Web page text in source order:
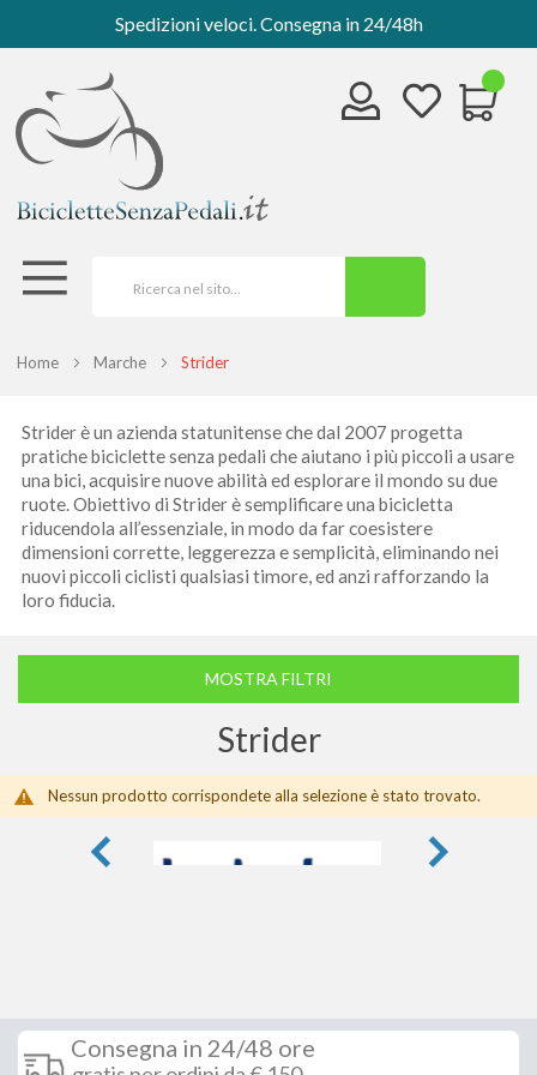
Spedizioni veloci. Consegna in 24/48h
Home Marche Strider
Strider è un azienda statunitense che dal 2007 progetta
pratiche biciclette senza pedali che aiutano i più piccoli a usare
una bici, acquisire nuove abilità ed esplorare il mondo su due
ruote. Obiettivo di Strider è semplificare una bicicletta
riducendola all’essenziale, in modo da far coesistere
dimensioni corrette, leggerezza e semplicità, eliminando nei
nuovi piccoli ciclisti qualsiasi timore, ed anzi rafforzando la
loro fiducia.
Strider
Nessun prodotto corrispondete alla selezione è stato trovato.
MOSTRA FILTRI
Consegna in 24/48 ore